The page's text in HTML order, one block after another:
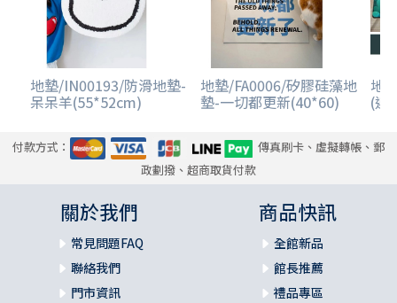
地墊/IN00193/防滑地墊-
呆呆羊(55*52cm)
地墊/FA0006/矽膠硅藻地
墊-一切都更新(40*60)
地
(迎
付款方式：
傳真刷卡、虛擬轉帳、郵
政劃撥、超商取貨付款
關於我們
常見問題FAQ
聯絡我們
門市資訊
商品快訊
全館新品
館長推薦
禮品專區